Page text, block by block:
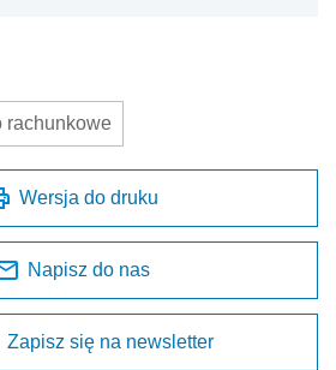
rachunkowe
Wersja do druku
Napisz do nas
Zapisz się na newsletter